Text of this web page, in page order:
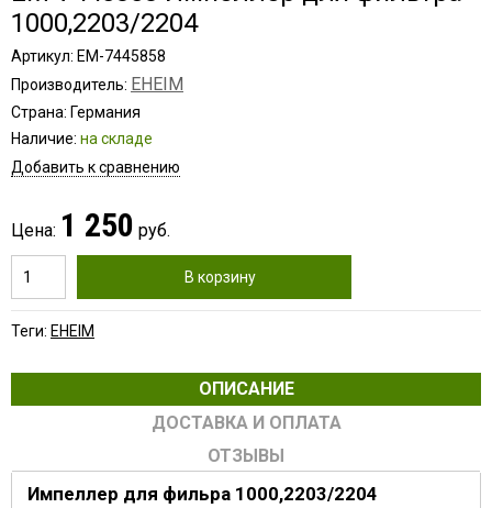
1000,2203/2204
Артикул: EM-7445858
Производитель: EHEIM
Страна: Германия
Наличие: на складе
Добавить к сравнению
Цена: 1 250 руб.
В корзину
Теги: EHEIM
ОПИСАНИЕ
ДОСТАВКА И ОПЛАТА
ОТЗЫВЫ
Импеллер для фильра 1000,2203/2204